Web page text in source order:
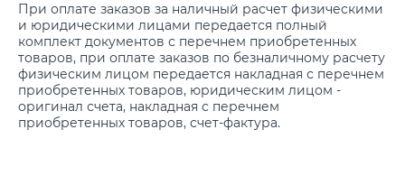
При оплате заказов за наличный расчет физическими
и юридическими лицами передается полный
комплект документов с перечнем приобретенных
товаров, при оплате заказов по безналичному расчету
физическим лицом передается накладная с перечнем
приобретенных товаров, юридическим лицом -
оригинал счета, накладная с перечнем
приобретенных товаров, счет-фактура.